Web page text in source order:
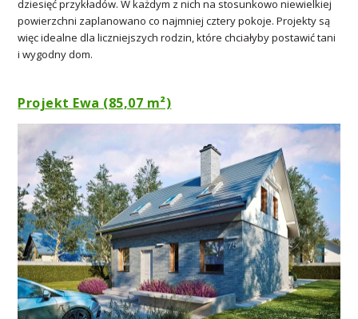
dziesięć przykładów. W każdym z nich na stosunkowo niewielkiej
powierzchni zaplanowano co najmniej cztery pokoje. Projekty są
więc idealne dla liczniejszych rodzin, które chciałyby postawić tani
i wygodny dom.
Projekt Ewa (85,07 m²)